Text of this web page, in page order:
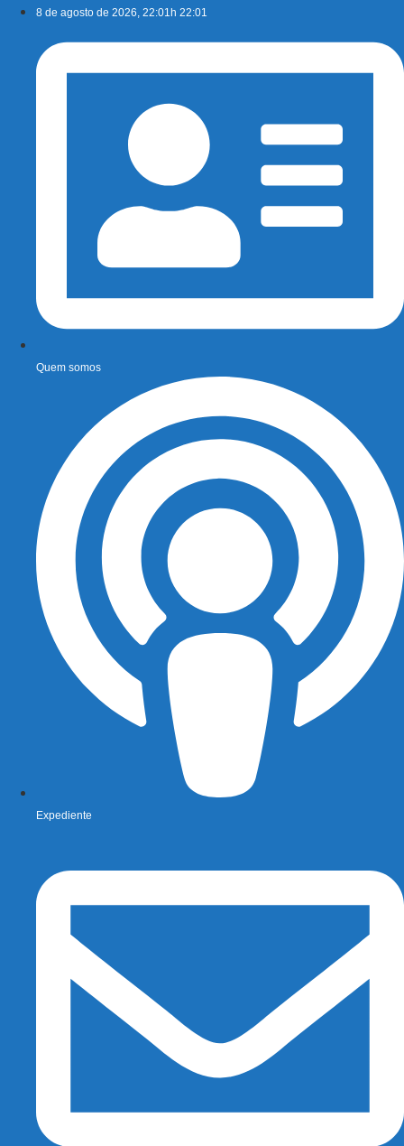
conteúdo
8 de agosto de 2026, 22:01h 22:01
Quem somos
Expediente